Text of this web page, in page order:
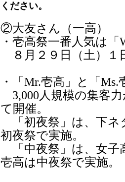
ください。
②大友さん（一高）
・壱高祭一番人気は
８月２９日（土）１
・「Mr.壱高」と「
3,000人規模の集客
て開催。
「初夜祭」は、下ネ
初夜祭で実施。
「中夜祭」は、女子
壱高は中夜祭で実施。